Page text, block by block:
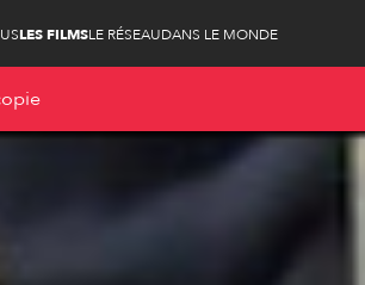
LES FILMSLE RÉSEAUDANS LE MONDE